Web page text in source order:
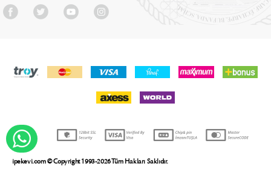
ipekevi.com © Copyright 1993-2026 Tüm Hakları Saklıdır.
WHATSAPP DESTEK